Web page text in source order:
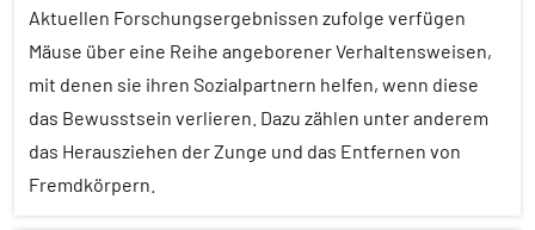
aller
Körperpflege
Säugetiere
Sozialverhalten
Aktuellen Forschungsergebnissen zufolge verfügen
Mäuse über eine Reihe angeborener Verhaltensweisen,
mit denen sie ihren Sozialpartnern helfen, wenn diese
das Bewusstsein verlieren. Dazu zählen unter anderem
das Herausziehen der Zunge und das Entfernen von
Fremdkörpern.